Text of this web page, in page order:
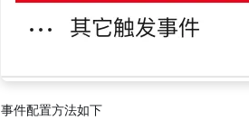
事件配置方法如下